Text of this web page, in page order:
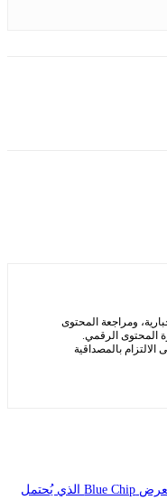
ومراجعة المحتوى
المحتوى الرقمي.
بالمصداقية
مكتب التحقيقات الفيدرالي يبحث في معرض Blue Chip الذي يُحتمل